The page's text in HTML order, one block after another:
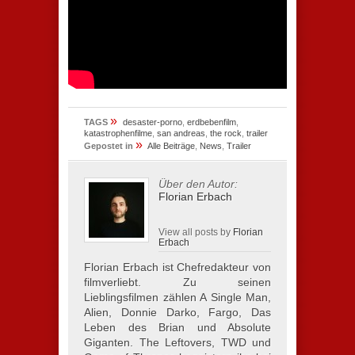
TAGS » desaster-porno erdbebenfilm
katastrophenfilme san andreas the rock trailer
Gepostet in » Alle Beiträge News Trailer
Über den Autor:
Florian Erbach
View all posts by Florian
Erbach
Florian Erbach ist Chefredakteur von
filmverliebt. Zu seinen
Lieblingsfilmen zählen A Single Man,
Alien, Donnie Darko, Fargo, Das
Leben des Brian und Absolute
Giganten. The Leftovers, TWD und